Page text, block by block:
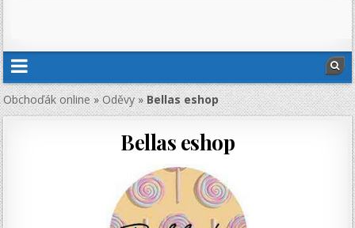
Obchoďák online»Oděvy»Bellas eshop
Bellas eshop